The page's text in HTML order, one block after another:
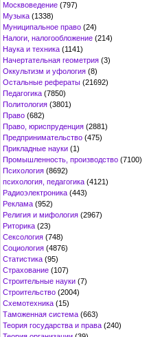
Москвоведение (797)
Музыка (1338)
Муниципальное право (24)
Налоги, налогообложение (214)
Наука и техника (1141)
Начертательная геометрия (3)
Оккультизм и уфология (8)
Остальные рефераты (21692)
Педагогика (7850)
Политология (3801)
Право (682)
Право, юриспруденция (2881)
Предпринимательство (475)
Прикладные науки (1)
Промышленность, производство (7100)
Психология (8692)
психология, педагогика (4121)
Радиоэлектроника (443)
Реклама (952)
Религия и мифология (2967)
Риторика (23)
Сексология (748)
Социология (4876)
Статистика (95)
Страхование (107)
Строительные науки (7)
Строительство (2004)
Схемотехника (15)
Таможенная система (663)
Теория государства и права (240)